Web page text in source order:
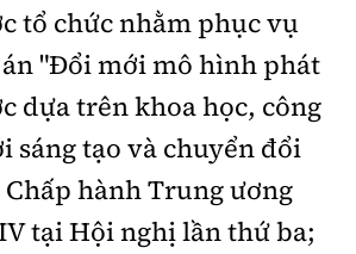
Trí
tổ chức nhằm phục vụ
"Đổi mới mô hình phát
dựa trên khoa học, công
sáng tạo và chuyển đổi
hành Trung ương
tại Hội nghị lần thứ ba;